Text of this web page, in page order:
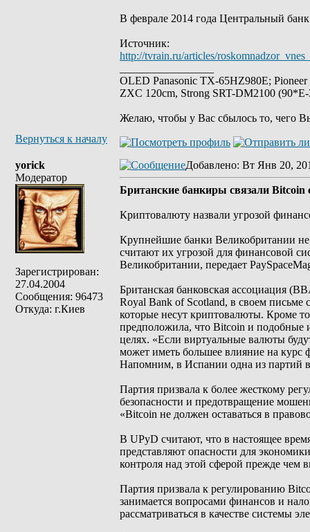
В феврале 2014 года Центральный
Источник:
http://tvrain.ru/articles/
OLED Panasonic TX-65HZ980E;
ZXC 120cm, Strong SRT-DM2100
Желаю, чтобы у Вас сбылось то, чего
Вернуться к началу
yorick
Модератор
Зарегистрирован:
27.04.2004
Сообщения: 96473
Откуда: г.Киев
Добавлено: Вт Янв 20,
Британские банкиры связали Bitcoin
Криптовалюту назвали угрозой
Крупнейшие банки Великобритании
считают их угрозой для финансовой
Великобритании, передает
Британская банковская ассоциация
Royal Bank of Scotland, в своем письме
которые несут криптовалюты. Кроме
предположила, что Bitcoin и подобные
целях. «Если виртуальные валюты
может иметь большее влияние на курс
Напомним, в Испании одна из партий
Партия призвала к более жесткому
безопасности и предотвращение
«Bitcoin не должен оставаться в
В UPyD считают, что в настоящее
представляют опасности для
контроля над этой сферой прежде чем
Партия призвала к регулированию
занимается вопросами финансов и
рассматриваться в качестве системы